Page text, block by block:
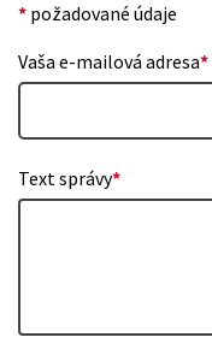
* požadované údaje
Vaša e-mailová adresa*
Text správy*